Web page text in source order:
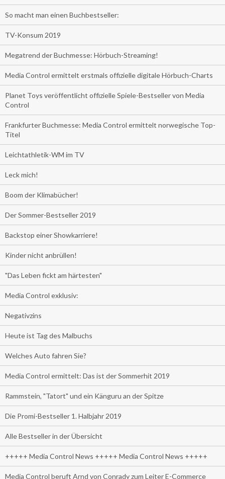
So macht man einen Buchbestseller:
TV-Konsum 2019
Megatrend der Buchmesse: Hörbuch-Streaming!
Media Control ermittelt erstmals offizielle digitale Hörbuch-Charts
Planet Toys veröffentlicht offizielle Spiele-Bestseller von Media
Control
Frankfurter Buchmesse: Media Control ermittelt norwegische Top-
Titel
Leichtathletik-WM im TV
Leck mich!
Boom der Klimabücher!
Der Sommer-Bestseller 2019
Backstop einer Showkarriere!
Kinder nicht anbrüllen!
"Das Leben fickt am härtesten"
Media Control exklusiv:
Negativzins
Heute ist Tag des Malbuchs
Welches Auto fahren Sie?
Media Control ermittelt: Das ist der Sommerhit 2019
Rammstein, "Tatort" und ein Känguru an der Spitze
Die Promi-Bestseller 1. Halbjahr 2019
Alle Bestseller in der Übersicht
+++++ Media Control News +++++ Media Control News +++++
Media Control beruft Arnd von Conrady zum Leiter E-Commerce